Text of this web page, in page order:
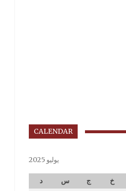
CALENDAR
يوليو 2025
خ ج س
د